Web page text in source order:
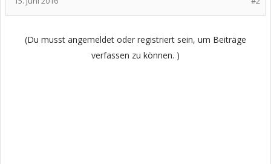
(Du musst angemeldet oder registriert sein, um Beiträge
verfassen zu können. )